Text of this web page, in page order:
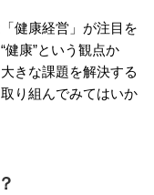
健康経営」が注目を
康”という観点か
きな課題を解決する
り組んでみてはいか